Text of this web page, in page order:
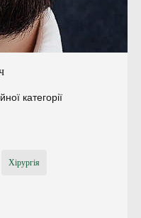
категорії
Хірургія